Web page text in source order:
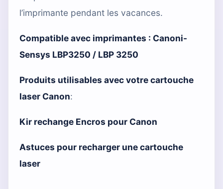
l’imprimante pendant les vacances.
Compatible avec imprimantes : Canoni-
Sensys LBP3250 / LBP 3250
Produits utilisables avec votre cartouche
laser Canon:
Kir rechange Encros pour Canon
Astuces pour recharger une cartouche
laser